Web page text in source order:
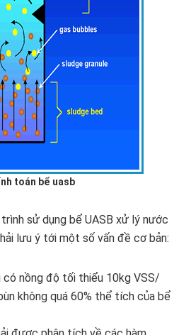
toán bể uasb
sử dụng bể UASB xử lý nước
lưu ý tới một số vấn đề cơ bản:
có nồng độ tối thiểu 10kg VSS/
không quá 60% thể tích của bể